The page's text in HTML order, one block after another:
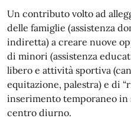
Un contributo volto ad
delle famiglie (assistenza
indiretta) a creare nuove
di minori (assistenza
libero e attività sportiva
equitazione, palestra) e di
inserimento temporaneo
centro diurno.